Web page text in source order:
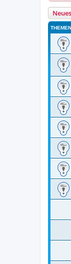
THEMEN